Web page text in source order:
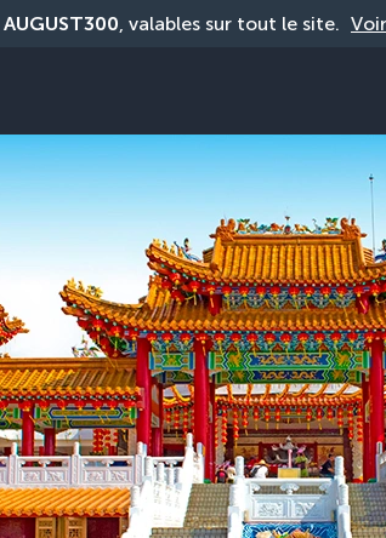
AUGUST300, valables sur tout le site.